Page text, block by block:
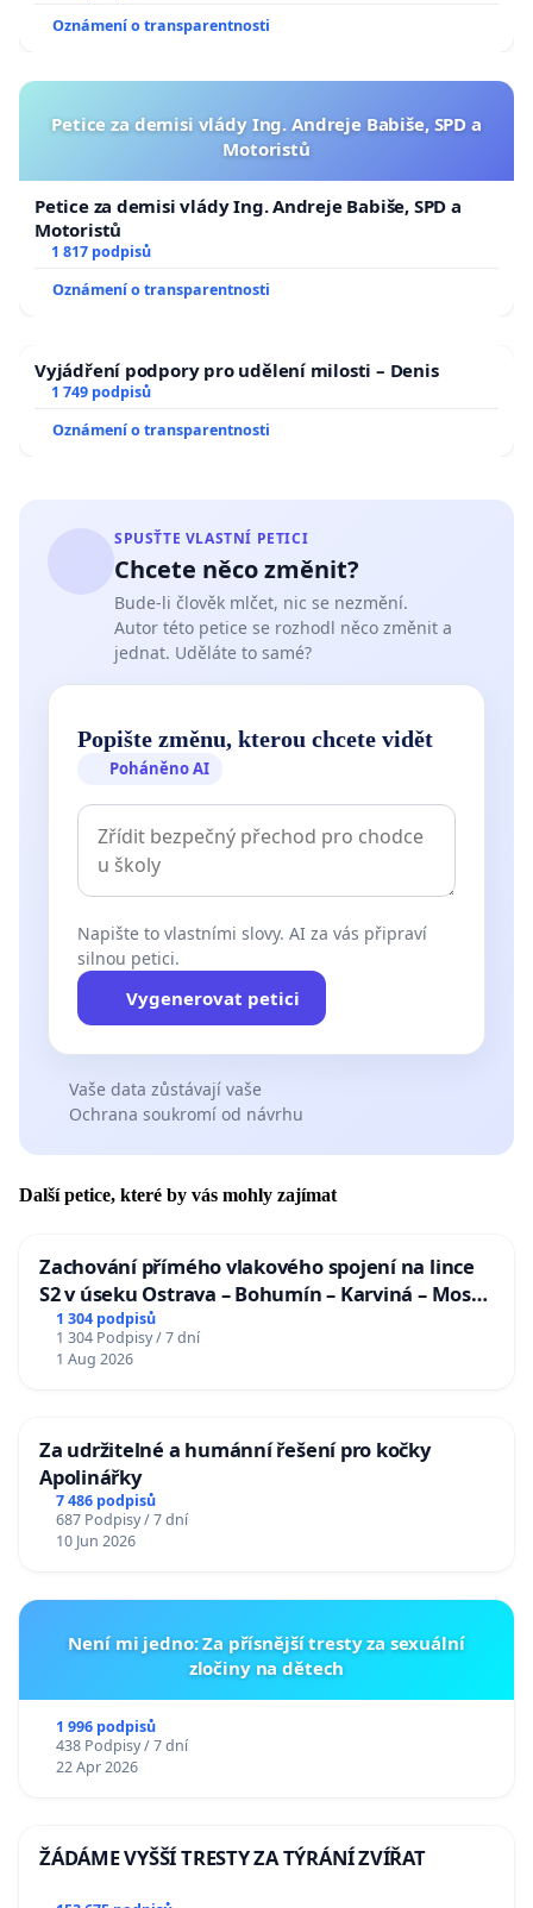
Oznámení o transparentnosti
Petice za demisi vlády Ing. Andreje Babiše, SPD a
Motoristů
Petice za demisi vlády Ing. Andreje Babiše, SPD a
Motoristů
1 817 podpisů
Oznámení o transparentnosti
Vyjádření podpory pro udělení milosti – Denis
1 749 podpisů
Oznámení o transparentnosti
SPUSŤTE VLASTNÍ PETICI
Chcete něco změnit?
Bude-li člověk mlčet, nic se nezmění.
Autor této petice se rozhodl něco změnit a
jednat. Uděláte to samé?
Popište změnu, kterou chcete vidět
Poháněno AI
Napište to vlastními slovy. AI za vás připraví
silnou petici.
Vygenerovat petici
Vaše data zůstávají vaše
Ochrana soukromí od návrhu
Další petice, které by vás mohly zajímat
Zachování přímého vlakového spojení na lince
S2 v úseku Ostrava – Bohumín – Karviná – Mosty
u Jablunkova
1 304 podpisů
1 304 Podpisy / 7 dní
1 Aug 2026
Za udržitelné a humánní řešení pro kočky
Apolinářky
7 486 podpisů
687 Podpisy / 7 dní
10 Jun 2026
Není mi jedno: Za přísnější tresty za sexuální
zločiny na dětech
1 996 podpisů
438 Podpisy / 7 dní
22 Apr 2026
ŽÁDÁME VYŠŠÍ TRESTY ZA TÝRÁNÍ ZVÍŘAT